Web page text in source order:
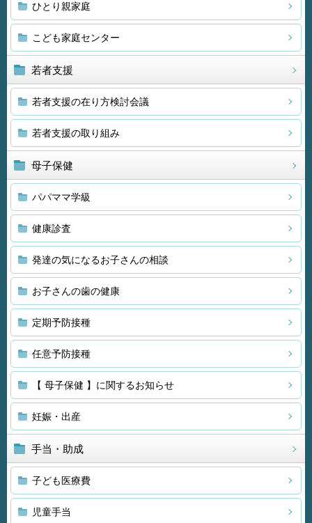
ひとり親家庭
こども家庭センター
若者支援
若者支援の在り方検討会議
若者支援の取り組み
母子保健
パパママ学級
健康診査
発達の気になるお子さんの相談
お子さんの歯の健康
定期予防接種
任意予防接種
【 母子保健 】に関するお知らせ
妊娠・出産
手当・助成
子ども医療費
児童手当